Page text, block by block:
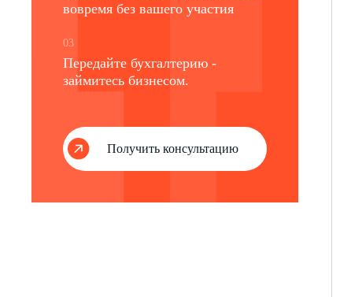
вовремя без вашего участия
03
Передайте бухгалтерию -
займитесь бизнесом.
Получить консультацию